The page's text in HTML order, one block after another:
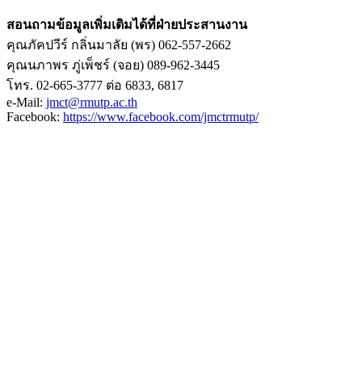
สอนถามข้อมูลเพิ่มเติมได้ที่ฝ่ายประสานงาน
คุณภัคปวีร์ กลิ่นมาลัย (พร) 062-557-2662
คุณนภาพร ภู่เพ็ชร์ (จอย) 089-962-3445
โทร. 02-665-3777 ต่อ 6833, 6817
e-Mail: jmct@rmutp.ac.th
Facebook: https://www.facebook.com/jmctrmutp/